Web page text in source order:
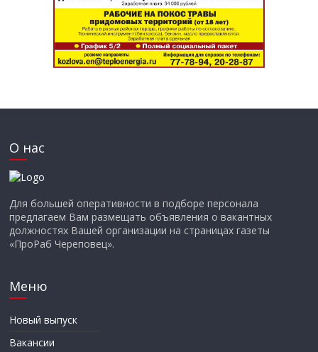
О нас
Для большей оперативности в подборе персонала
предлагаем Вам размещать объявления о вакантных
должностях Вашей организации на страницах газеты
«ПроРаб Череповец».
Меню
Новый выпуск
Вакансии